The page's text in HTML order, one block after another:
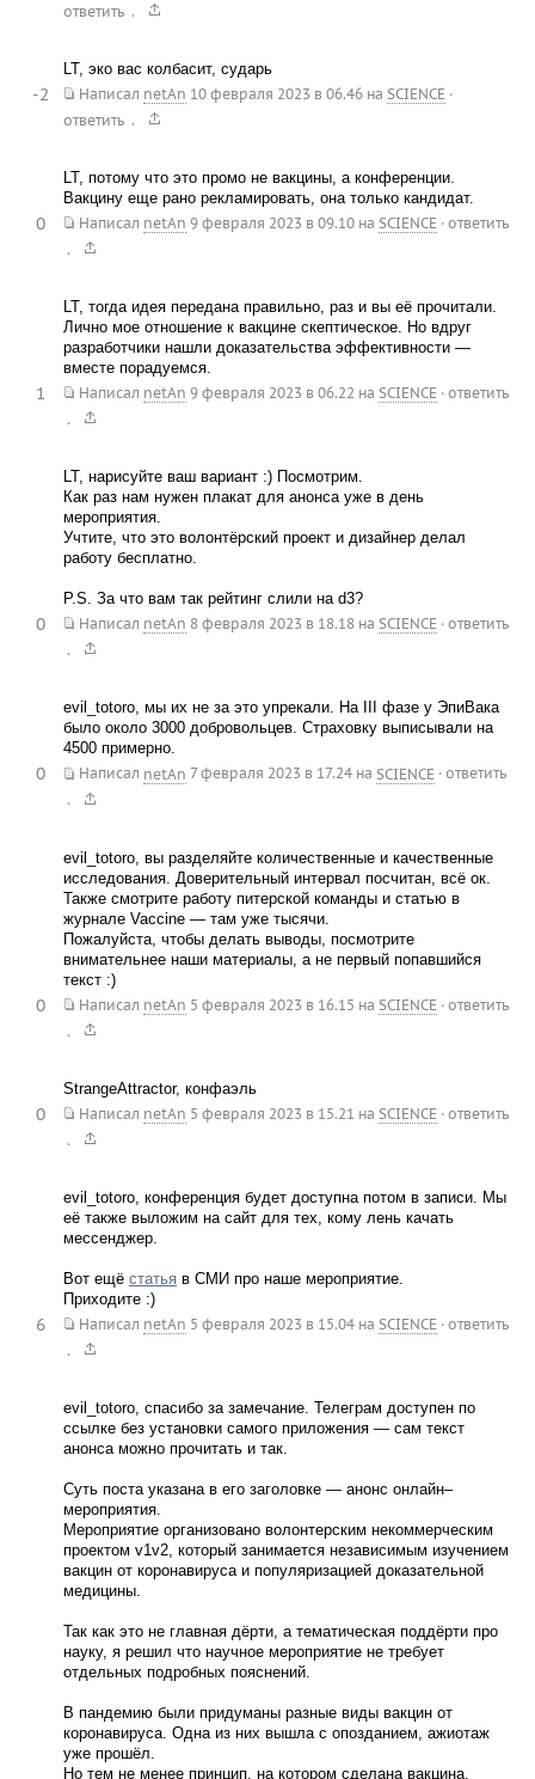
ответить .
LT, эко вас колбасит, сударь
Написал netAn 10 февраля 2023 в 06.46на SCIENCE ·
ответить .
-2
LT, потому что это промо не вакцины, а конференции.
Вакцину еще рано рекламировать, она только кандидат.
Написал netAn 9 февраля 2023 в 09.10на SCIENCE · ответить
.
0
LT, тогда идея передана правильно, раз и вы её прочитали.
Лично мое отношение к вакцине скептическое. Но вдруг
разработчики нашли доказательства эффективности —
вместе порадуемся.
Написал netAn 9 февраля 2023 в 06.22 на SCIENCE · ответить
.
1
LT, нарисуйте ваш вариант :) Посмотрим.
Как раз нам нужен плакат для анонса уже в день
мероприятия.
Учтите, что это волонтёрский проект и дизайнер делал
работу бесплатно.
P.S. За что вам так рейтинг слили на d3?
Написал netAn 8 февраля 2023 в 18.18на SCIENCE · ответить
.
0
evil_totoro, мы их не за это упрекали. На III фазе у ЭпиВака
было около 3000 добровольцев. Страховку выписывали на
4500 примерно.
Написал netAn 7 февраля 2023 в 17.24на SCIENCE · ответить
.
0
evil_totoro, вы разделяйте количественные и качественные
исследования. Доверительный интервал посчитан, всё ок.
Также смотрите работу питерской команды и статью в
журнале Vaccine — там уже тысячи.
Пожалуйста, чтобы делать выводы, посмотрите
внимательнее наши материалы, а не первый попавшийся
текст :)
Написал netAn 5 февраля 2023 в 16.15 на SCIENCE · ответить
.
0
StrangeAttractor, конфаэль
Написал netAn 5 февраля 2023 в 15.21 на SCIENCE · ответить
.
0
evil_totoro, конференция будет доступна потом в записи. Мы
её также выложим на сайт для тех, кому лень качать
мессенджер.
Вот ещё статьяв СМИ про наше мероприятие.
Приходите :)
Написал netAn 5 февраля 2023 в 15.04на SCIENCE · ответить
.
6
evil_totoro, спасибо за замечание. Телеграм доступен по
ссылке без установки самого приложения — сам текст
анонса можно прочитать и так.
Суть поста указана в его заголовке — анонс онлайн–
мероприятия.
Мероприятие организовано волонтерским некоммерческим
проектом v1v2, который занимается независимым изучением
вакцин от коронавируса и популяризацией доказательной
медицины.
Так как это не главная дёрти, а тематическая поддёрти про
науку, я решил что научное мероприятие не требует
отдельных подробных пояснений.
В пандемию были придуманы разные виды вакцин от
коронавируса. Одна из них вышла с опозданием, ажиотаж
уже прошёл.
Но тем не менее принцип, на котором сделана вакцина,